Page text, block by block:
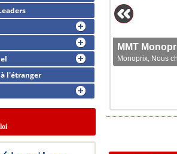
MMT
Monoprix, Nous
l'étranger